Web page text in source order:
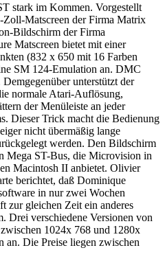
stark im Kommen. Vorgestellt
Zoll-Matscreen der Firma Matrix
Bildschirm der Firma
Matscreen bietet mit einer
(832 x 650 mit 16 Farben
SM 124-Emulation an. DMC
unterstützt der
normale Atari-Auflösung,
der Menüleiste an jeder
Dieser Trick macht die Bedienung
nicht übermäßig lange
werden. Den Bildschirm
Mega ST-Bus, die Microvision in
Macintosh II anbietet. Olivier
berichtet, daß Dominique
in nur zwei Wochen
zur gleichen Zeit ein anderes
Drei verschiedene Versionen von
1024x 768 und 1280x
an. Die Preise liegen zwischen